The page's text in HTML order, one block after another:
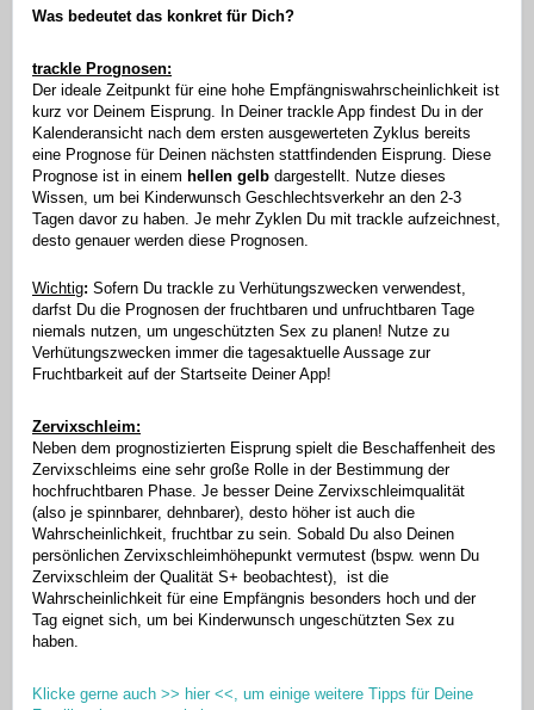
Was bedeutet das konkret für Dich?
trackle Prognosen:
Der ideale Zeitpunkt für eine hohe Empfängniswahrscheinlichkeit ist
kurz vor Deinem Eisprung. In Deiner trackle App findest Du in der
Kalenderansicht nach dem ersten ausgewerteten Zyklus bereits
eine Prognose für Deinen nächsten stattfindenden Eisprung. Diese
Prognose ist in einem hellen gelb dargestellt. Nutze dieses
Wissen, um bei Kinderwunsch Geschlechtsverkehr an den 2-3
Tagen davor zu haben. Je mehr Zyklen Du mit trackle aufzeichnest,
desto genauer werden diese Prognosen.
Wichtig: Sofern Du trackle zu Verhütungszwecken verwendest,
darfst Du die Prognosen der fruchtbaren und unfruchtbaren Tage
niemals nutzen, um ungeschützten Sex zu planen! Nutze zu
Verhütungszwecken immer die tagesaktuelle Aussage zur
Fruchtbarkeit auf der Startseite Deiner App!
Zervixschleim:
Neben dem prognostizierten Eisprung spielt die Beschaffenheit des
Zervixschleims eine sehr große Rolle in der Bestimmung der
hochfruchtbaren Phase. Je besser Deine Zervixschleimqualität
(also je spinnbarer, dehnbarer), desto höher ist auch die
Wahrscheinlichkeit, fruchtbar zu sein. Sobald Du also Deinen
persönlichen Zervixschleimhöhepunkt vermutest (bspw. wenn Du
Zervixschleim der Qualität S+ beobachtest), ist die
Wahrscheinlichkeit für eine Empfängnis besonders hoch und der
Tag eignet sich, um bei Kinderwunsch ungeschützten Sex zu
haben.
Klicke gerne auch >> hier <<, um einige weitere Tipps für Deine